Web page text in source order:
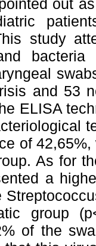
out
study
and 53
ELISA
of
As for
a
group
of the